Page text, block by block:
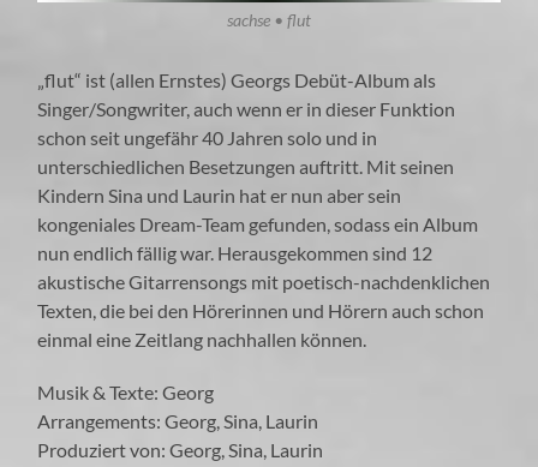
sachse • flut
„flut“ ist (allen Ernstes) Georgs Debüt-Album als
Singer/Songwriter, auch wenn er in dieser Funktion
schon seit ungefähr 40 Jahren solo und in
unterschiedlichen Besetzungen auftritt. Mit seinen
Kindern Sina und Laurin hat er nun aber sein
kongeniales Dream-Team gefunden, sodass ein Album
nun endlich fällig war. Herausgekommen sind 12
akustische Gitarrensongs mit poetisch-nachdenklichen
Texten, die bei den Hörerinnen und Hörern auch schon
einmal eine Zeitlang nachhallen können.
Musik & Texte: Georg
Arrangements: Georg, Sina, Laurin
Produziert von: Georg, Sina, Laurin